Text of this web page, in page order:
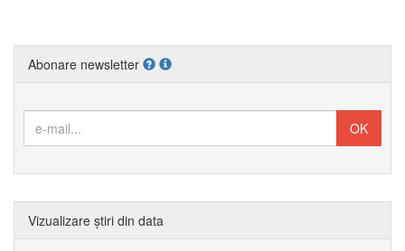
Abonare newsletter
Vizualizare știri din data